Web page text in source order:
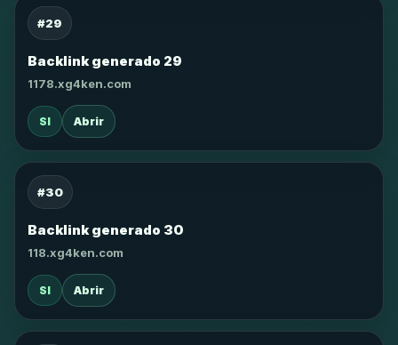
#29
Backlink generado 29
1178.xg4ken.com
SI Abrir
#30
Backlink generado 30
118.xg4ken.com
SI Abrir